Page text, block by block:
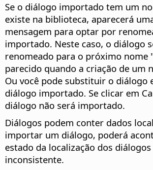
Se o diálogo importado tem um
existe na biblioteca, aparecerá
mensagem para optar por
importado. Neste caso, o diálogo
renomeado para o próximo nome
parecido quando a criação de um
Ou você pode substituir o diálogo
diálogo importado. Se clicar em
diálogo não será importado.
Diálogos podem conter dados
importar um diálogo, poderá
estado da localização dos diálogos
inconsistente.